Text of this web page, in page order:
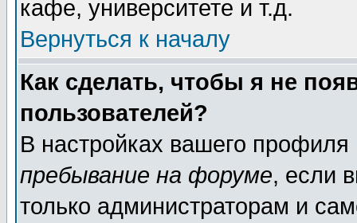
кафе, университете и т.д.
Вернуться к началу
Как сделать, чтобы я не
пользователей?
В настройках вашего
пребывание на форуме, если
только администраторам и